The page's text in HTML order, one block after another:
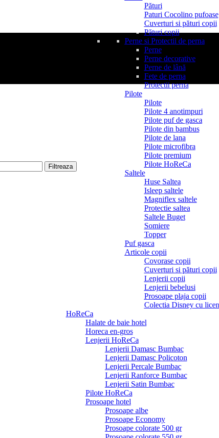
Pături
Paturi Cocolino pufoase
Cuverturi si pături copii
Pături copii
Perne si Protectii de perna
Perne
Perne decorative
Perne de lână
Fete de perna
Protectii perna
Pilote
Pilote
Pilote 4 anotimpuri
Pilote puf de gasca
Pilote din bambus
Pilote de lana
Pilote microfibra
Pilote premium
Pilote HoReCa
Saltele
Huse Saltea
Isleep saltele
Magniflex saltele
Protectie saltea
Saltele Buget
Somiere
Topper
Puf gasca
Articole copii
Covorase copii
Cuverturi si pături copii
Lenjerii copii
Lenjerii bebelusi
Prosoape plaja copii
Colectia Disney cu
HoReCa
Halate de baie hotel
Horeca en-gros
Lenjerii HoReCa
Lenjerii Damasc Bumbac
Lenjerii Damasc Policoton
Lenjerii Percale Bumbac
Lenjerii Ranforce Bumbac
Lenjerii Satin Bumbac
Pilote HoReCa
Prosoape hotel
Prosoape albe
Prosoape Economy
Prosoape colorate 500 gr
Filtreaza